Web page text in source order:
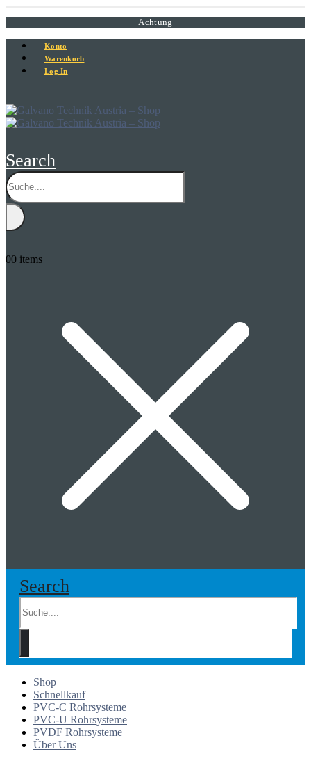
Achtung
Konto
Warenkorb
Log In
Search
00 items
Search
Shop
Schnellkauf
PVC-C Rohrsysteme
PVC-U Rohrsysteme
PVDF Rohrsysteme
Über Uns